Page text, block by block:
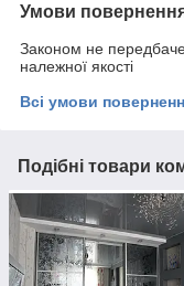
Умови
Законом не
належної якості
Всі умови
Подібні товари